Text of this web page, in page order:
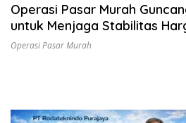
Operasi Pasar Murah
untuk Menjaga Stabilitas
Operasi Pasar Murah